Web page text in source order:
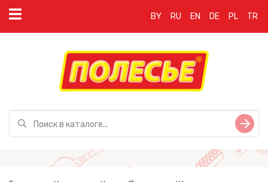
BY RU EN DE PL TR